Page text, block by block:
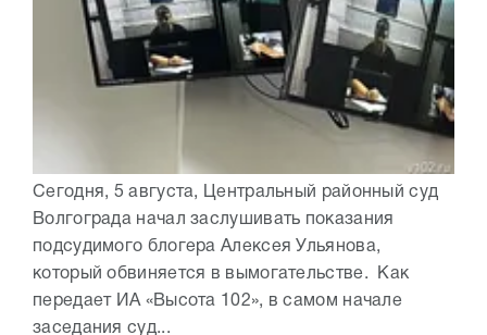
Сегодня, 5 августа, Центральный районный суд
Волгограда начал заслушивать показания
подсудимого блогера Алексея Ульянова,
который обвиняется в вымогательстве. Как
передает ИА «Высота 102», в самом начале
заседания суд...